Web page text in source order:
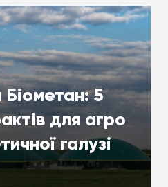
Біометан: 5
для агро
галузі